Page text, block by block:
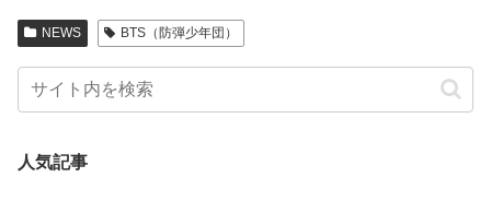
NEWS BTS（防弾少年団）
人気記事